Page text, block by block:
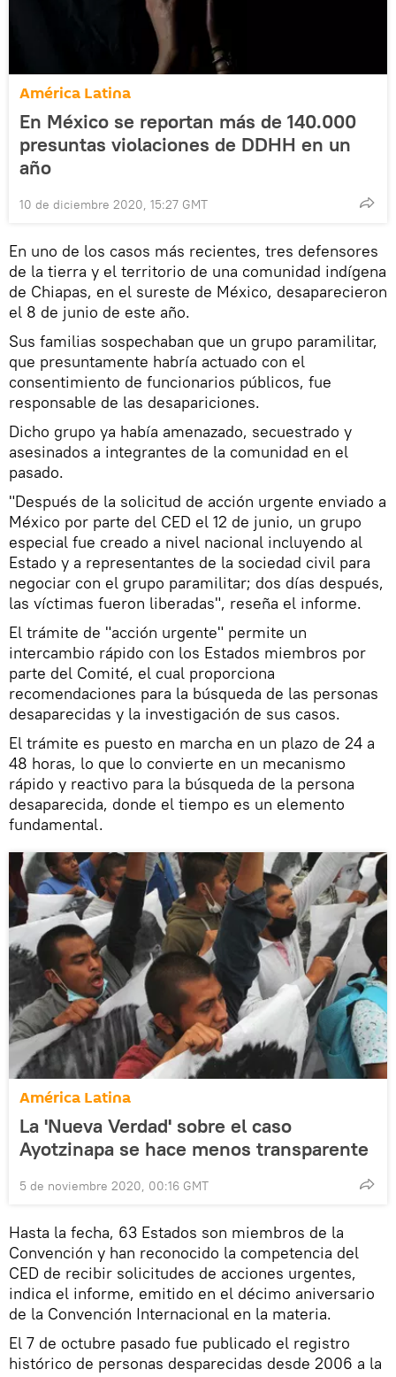
América Latina
En México se reportan más de 140.000
presuntas violaciones de DDHH en un
año
10 de diciembre 2020, 15:27 GMT
En uno de los casos más recientes, tres defensores
de la tierra y el territorio de una comunidad indígena
de Chiapas, en el sureste de México, desaparecieron
el 8 de junio de este año.
Sus familias sospechaban que un grupo paramilitar,
que presuntamente habría actuado con el
consentimiento de funcionarios públicos, fue
responsable de las desapariciones.
Dicho grupo ya había amenazado, secuestrado y
asesinados a integrantes de la comunidad en el
pasado.
"Después de la solicitud de acción urgente enviado a
México por parte del CED el 12 de junio, un grupo
especial fue creado a nivel nacional incluyendo al
Estado y a representantes de la sociedad civil para
negociar con el grupo paramilitar; dos días después,
las víctimas fueron liberadas", reseña el informe.
El trámite de "acción urgente" permite un
intercambio rápido con los Estados miembros por
parte del Comité, el cual proporciona
recomendaciones para la búsqueda de las personas
desaparecidas y la investigación de sus casos.
El trámite es puesto en marcha en un plazo de 24 a
48 horas, lo que lo convierte en un mecanismo
rápido y reactivo para la búsqueda de la persona
desaparecida, donde el tiempo es un elemento
fundamental.
América Latina
La 'Nueva Verdad' sobre el caso
Ayotzinapa se hace menos transparente
5 de noviembre 2020, 00:16 GMT
Hasta la fecha, 63 Estados son miembros de la
Convención y han reconocido la competencia del
CED de recibir solicitudes de acciones urgentes,
indica el informe, emitido en el décimo aniversario
de la Convención Internacional en la materia.
El 7 de octubre pasado fue publicado el registro
histórico de personas desparecidas desde 2006 a la